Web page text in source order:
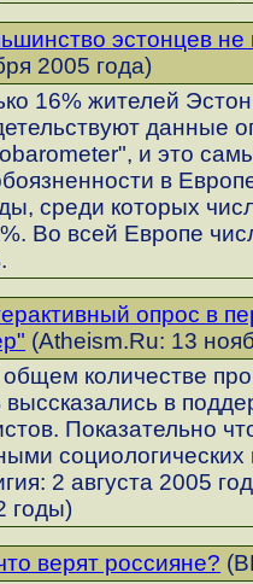
эстонцев не
2005 года)
16% жителей
данные
и это
в
среди которых
Во всей Европе
опрос в
(Atheism.Ru: 13
количестве
выссказались в
Показательно
2 августа 2005
годы)
верят россияне?